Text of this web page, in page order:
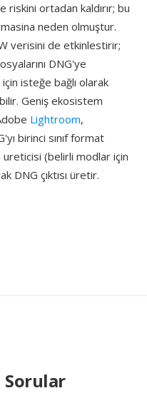
ortadan kaldırır; bu
neden olmuştur.
verisini de etkinlestirir;
DNG'ye
isteğe bağlı olarak
Geniş ekosistem
Lightroom,
birinci sınıf format
ureticisi (belirli modlar için
DNG çıktısı üretir.
Sorular